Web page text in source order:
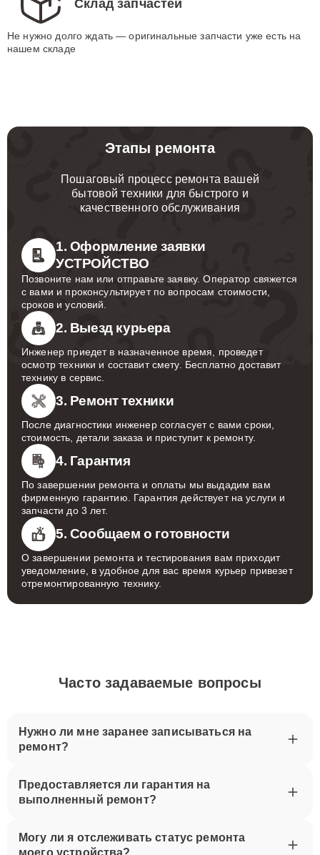
Склад запчастей
Не нужно долго ждать — оригинальные запчасти уже есть на
нашем складе
Этапы ремонта
Пошаговый процесс ремонта вашей
бытовой техники для быстрого и
качественного обслуживания
1. Оформление заявки
УСТРОЙСТВО
Позвоните нам или отправьте заявку. Оператор свяжется
с вами и проконсультирует по вопросам стоимости,
сроков и условий.
2. Выезд курьера
Инженер приедет в назначенное время, проведет
осмотр техники и составит смету. Бесплатно доставит
технику в сервис.
3. Ремонт техники
После диагностики инженер согласует с вами сроки,
стоимость, детали заказа и приступит к ремонту.
4. Гарантия
По завершении ремонта и оплаты мы выдадим вам
фирменную гарантию. Гарантия действует на услуги и
запчасти до 3 лет.
5. Сообщаем о готовности
О завершении ремонта и тестирования вам приходит
уведомление, в удобное для вас время курьер привезет
отремонтированную технику.
Часто задаваемые вопросы
Нужно ли мне заранее записываться на
ремонт?
Предоставляется ли гарантия на
выполненный ремонт?
Могу ли я отслеживать статус ремонта
моего устройства?